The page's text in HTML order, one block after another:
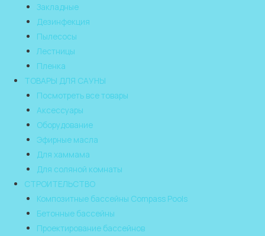
Закладные
Дезинфекция
Пылесосы
Лестницы
Пленка
ТОВАРЫ ДЛЯ САУНЫ
Посмотреть все товары
Аксессуары
Оборудование
Эфирные масла
Для хаммама
Для соляной комнаты
СТРОИТЕЛЬСТВО
Композитные бассейны Compass Pools
Бетонные бассейны
Проектирование бассейнов